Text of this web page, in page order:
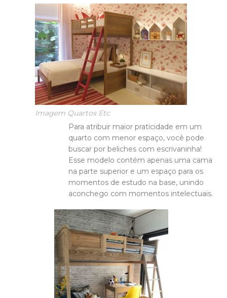
Imagem Quartos Etc
Para atribuir maior praticidade em um
quarto com menor espaço, você pode
buscar por beliches com escrivaninha!
Esse modelo contém apenas uma cama
na parte superior e um espaço para os
momentos de estudo na base, unindo
aconchego com momentos intelectuais.